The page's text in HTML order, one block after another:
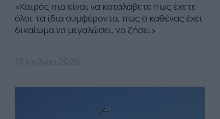
«Καιρός πια είναι να καταλάβετε πως έχετε
όλοι τα ίδια συμφέροντα, πως ο καθένας έχει
δικαίωμα να μεγαλώσει, να ζήσει»